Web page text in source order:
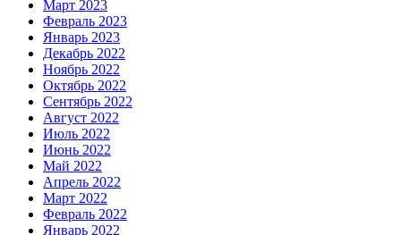
Март 2023
Февраль 2023
Январь 2023
Декабрь 2022
Ноябрь 2022
Октябрь 2022
Сентябрь 2022
Август 2022
Июль 2022
Июнь 2022
Май 2022
Апрель 2022
Март 2022
Февраль 2022
Январь 2022